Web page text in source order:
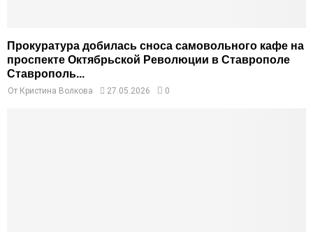
Прокуратура добилась сноса самовольного кафе на
проспекте Октябрьской Революции в Ставрополе
Ставрополь...
От Кристина Волкова 27.05.2026 0